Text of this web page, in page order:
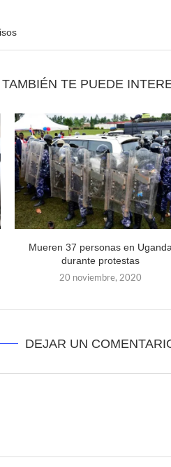
TAMBIÉN TE PUEDE
Mueren 37 personas en Uganda
durante protestas
20 noviembre, 2020
DEJAR UN